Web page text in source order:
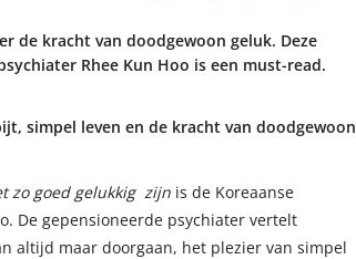
de kracht van doodgewoon geluk. Deze
Rhee Kun Hoo is een must-read.
simpel leven en de kracht van doodgewoon
zo goed gelukkig zijnis de Koreaanse
De gepensioneerde psychiater vertelt
altijd maar doorgaan, het plezier van simpel